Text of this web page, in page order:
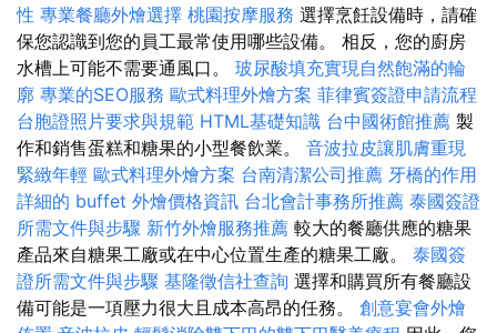
性 專業餐廳外燴選擇 桃園按摩服務 選擇烹飪設備時，請確
保您認識到您的員工最常使用哪些設備。 相反，您的廚房
水槽上可能不需要通風口。 玻尿酸填充實現自然飽滿的輪
廓 專業的SEO服務 歐式料理外燴方案 菲律賓簽證申請流程
台胞證照片要求與規範 HTML基礎知識 台中國術館推薦 製
作和銷售蛋糕和糖果的小型餐飲業。 音波拉皮讓肌膚重現
緊緻年輕 歐式料理外燴方案 台南清潔公司推薦 牙橋的作用
詳細的 buffet 外燴價格資訊 台北會計事務所推薦 泰國簽證
所需文件與步驟 新竹外燴服務推薦 較大的餐廳供應的糖果
產品來自糖果工廠或在中心位置生產的糖果工廠。 泰國簽
證所需文件與步驟 基隆徵信社查詢 選擇和購買所有餐廳設
備可能是一項壓力很大且成本高昂的任務。 創意宴會外燴